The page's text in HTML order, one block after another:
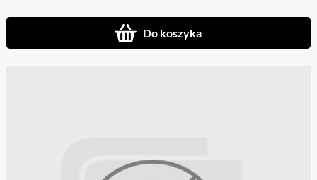
Do koszyka